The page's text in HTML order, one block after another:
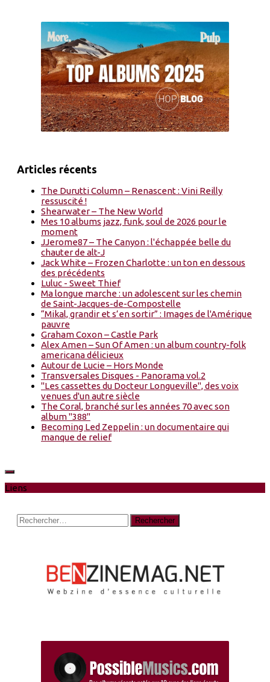
Articles récents
The Durutti Column – Renascent : Vini Reilly
ressuscité !
Shearwater – The New World
Mes 10 albums jazz, funk, soul de 2026 pour le
moment
JJerome87 – The Canyon : l'échappée belle du
chauter de alt-J
Jack White – Frozen Charlotte : un ton en dessous
des précédents
Luluc - Sweet Thief
Ma longue marche : un adolescent sur les chemin
de Saint-Jacques-de-Compostelle
“Mikal, grandir et s’en sortir” : Images de l'Amérique
pauvre
Graham Coxon – Castle Park
Alex Amen – Sun Of Amen : un album country-folk
americana délicieux
Autour de Lucie – Hors Monde
Transversales Disques - Panorama vol.2
"Les cassettes du Docteur Longueville", des voix
venues d'un autre siècle
The Coral, branché sur les années 70 avec son
album "388"
Becoming Led Zeppelin : un documentaire qui
manque de relief
Liens
Rechercher :